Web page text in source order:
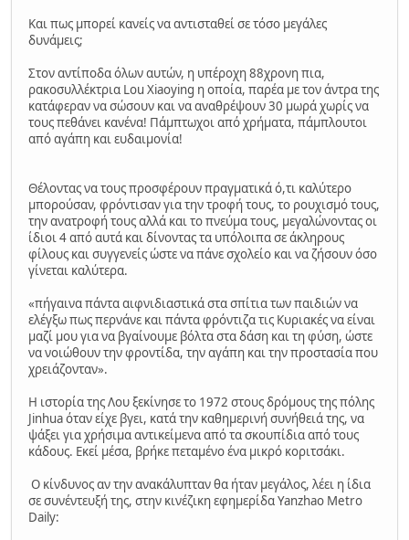
Και πως μπορεί κανείς να αντισταθεί σε τόσο μεγάλες
δυνάμεις;
Στον αντίποδα όλων αυτών, η υπέροχη 88χρονη πια,
ρακοσυλλέκτρια Lou Xiaoying η οποία, παρέα με τον άντρα της
κατάφεραν να σώσουν και να αναθρέψουν 30 μωρά χωρίς να
τους πεθάνει κανένα! Πάμπτωχοι από χρήματα, πάμπλουτοι
από αγάπη και ευδαιμονία!
Θέλοντας να τους προσφέρουν πραγματικά ό,τι καλύτερο
μπορούσαν, φρόντισαν για την τροφή τους, το ρουχισμό τους,
την ανατροφή τους αλλά και το πνεύμα τους, μεγαλώνοντας οι
ίδιοι 4 από αυτά και δίνοντας τα υπόλοιπα σε άκληρους
φίλους και συγγενείς ώστε να πάνε σχολείο και να ζήσουν όσο
γίνεται καλύτερα.
«πήγαινα πάντα αιφνιδιαστικά στα σπίτια των παιδιών να
ελέγξω πως περνάνε και πάντα φρόντιζα τις Κυριακές να είναι
μαζί μου για να βγαίνουμε βόλτα στα δάση και τη φύση, ώστε
να νοιώθουν την φροντίδα, την αγάπη και την προστασία που
χρειάζονταν».
Η ιστορία της Λου ξεκίνησε το 1972 στους δρόμους της πόλης
Jinhua όταν είχε βγει, κατά την καθημερινή συνήθειά της, να
ψάξει για χρήσιμα αντικείμενα από τα σκουπίδια από τους
κάδους. Εκεί μέσα, βρήκε πεταμένο ένα μικρό κοριτσάκι.
Ο κίνδυνος αν την ανακάλυπταν θα ήταν μεγάλος, λέει η ίδια
σε συνέντευξή της, στην κινέζικη εφημερίδα Yanzhao Metro
Daily: